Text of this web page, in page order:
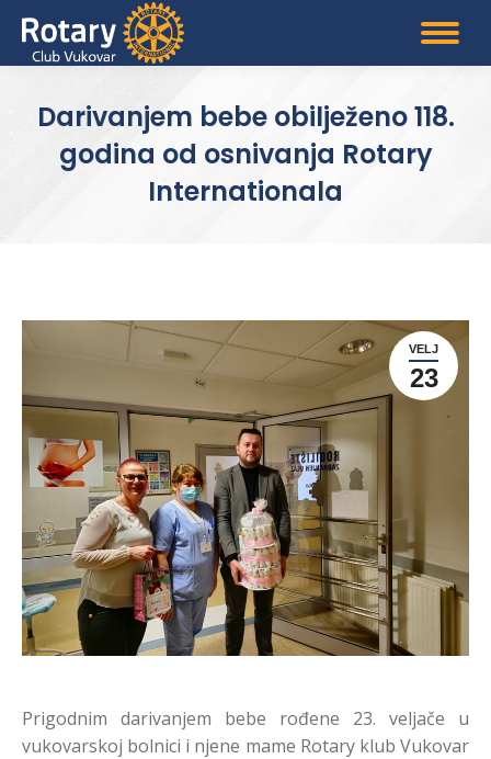
Darivanjem bebe obilježeno 118.
godina od osnivanja Rotary
Internationala
VELJ
23
Prigodnim darivanjem bebe rođene 23. veljače u
vukovarskoj bolnici i njene mame Rotary klub Vukovar